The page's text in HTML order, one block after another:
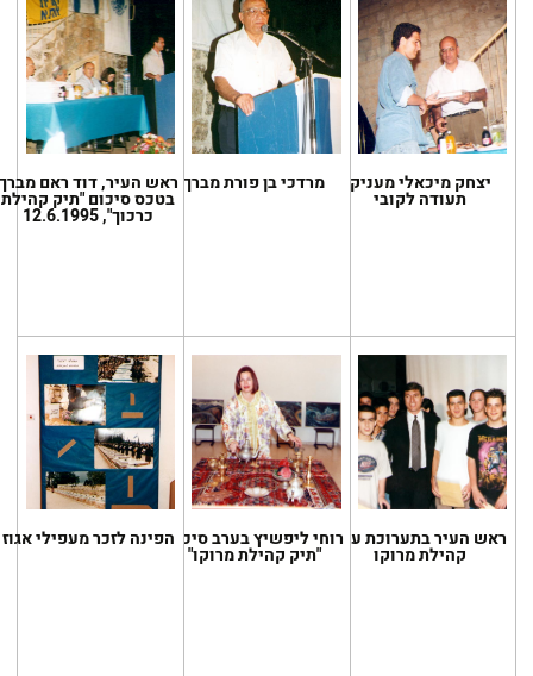
יצחק מיכאלי מעניק
תעודה לקובי
מרדכי בן פורת מברך ראש העיר, דוד ראם
בטכס סיכום "תיק קהילת
כרכוך", 12.6.1995
ראש העיר בתערוכת ערב
קהילת מרוקו
רוחי ליפשיץ בערב סיכום
"תיק קהילת מרוקו"
הפינה לזכר מעפילי אגוז